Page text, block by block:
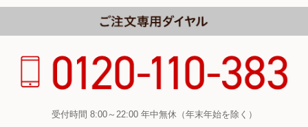
受付時間 8:00～22:00 年中無休（年末年始を除く）